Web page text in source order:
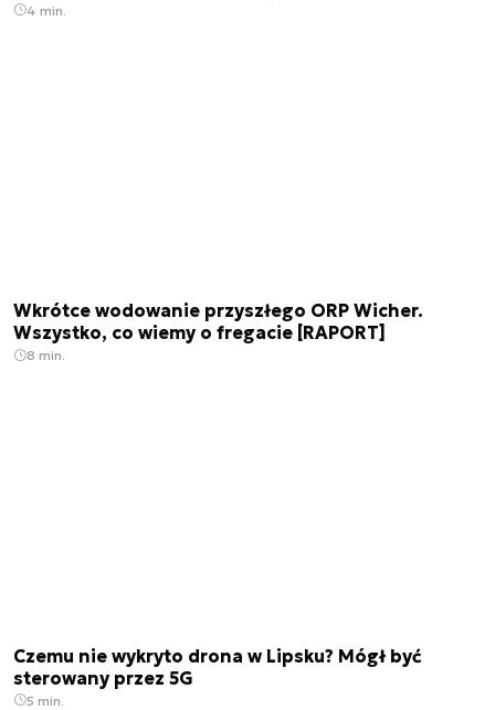
4 min.
Wkrótce wodowanie przyszłego ORP Wicher.
Wszystko, co wiemy o fregacie [RAPORT]
8 min.
Czemu nie wykryto drona w Lipsku? Mógł być
sterowany przez 5G
5 min.